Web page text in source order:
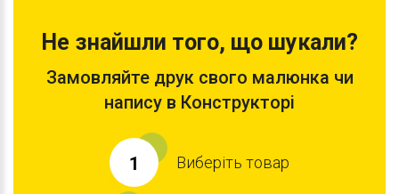
Не знайшли того, що шукали?
Замовляйте друк свого малюнка чи
напису в Конструкторі
1 Виберіть товар